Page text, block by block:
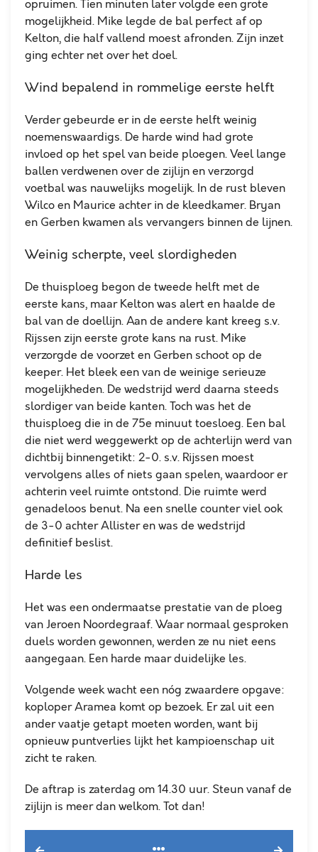
opruimen. Tien minuten later volgde een grote
mogelijkheid. Mike legde de bal perfect af op
Kelton, die half vallend moest afronden. Zijn inzet
ging echter net over het doel.
Wind bepalend in rommelige eerste helft
Verder gebeurde er in de eerste helft weinig
noemenswaardigs. De harde wind had grote
invloed op het spel van beide ploegen. Veel lange
ballen verdwenen over de zijlijn en verzorgd
voetbal was nauwelijks mogelijk. In de rust bleven
Wilco en Maurice achter in de kleedkamer. Bryan
en Gerben kwamen als vervangers binnen de lijnen.
Weinig scherpte, veel slordigheden
De thuisploeg begon de tweede helft met de
eerste kans, maar Kelton was alert en haalde de
bal van de doellijn. Aan de andere kant kreeg s.v.
Rijssen zijn eerste grote kans na rust. Mike
verzorgde de voorzet en Gerben schoot op de
keeper. Het bleek een van de weinige serieuze
mogelijkheden. De wedstrijd werd daarna steeds
slordiger van beide kanten. Toch was het de
thuisploeg die in de 75e minuut toesloeg. Een bal
die niet werd weggewerkt op de achterlijn werd van
dichtbij binnengetikt: 2-0. s.v. Rijssen moest
vervolgens alles of niets gaan spelen, waardoor er
achterin veel ruimte ontstond. Die ruimte werd
genadeloos benut. Na een snelle counter viel ook
de 3-0 achter Allister en was de wedstrijd
definitief beslist.
Harde les
Het was een ondermaatse prestatie van de ploeg
van Jeroen Noordegraaf. Waar normaal gesproken
duels worden gewonnen, werden ze nu niet eens
aangegaan. Een harde maar duidelijke les.
Volgende week wacht een nóg zwaardere opgave:
koploper Aramea komt op bezoek. Er zal uit een
ander vaatje getapt moeten worden, want bij
opnieuw puntverlies lijkt het kampioenschap uit
zicht te raken.
De aftrap is zaterdag om 14.30 uur. Steun vanaf de
zijlijn is meer dan welkom. Tot dan!